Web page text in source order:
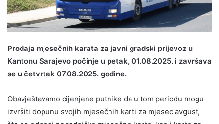
Prodaja mjesečnih karata za javni gradski prijevoz u
Kantonu Sarajevo počinje u petak, 01.08.2025. i završava
se u četvrtak 07.08.2025. godine.
Obavještavamo cijenjene putnike da u tom periodu mogu
izvršiti dopunu svojih mjesečnih karti za mjesec avgust,